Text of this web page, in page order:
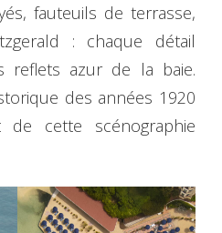
fauteuils de terrasse,
: chaque détail
reflets azur de la baie.
des années 1920
cette scénographie